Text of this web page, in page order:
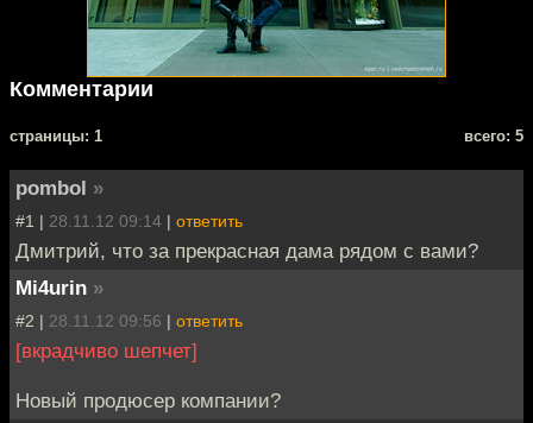
Комментарии
cтраницы: 1 всего: 5
pombol »
#1 | 28.11.12 09:14 | ответить
Дмитрий, что за прекрасная дама рядом с вами?
Mi4urin »
#2 | 28.11.12 09:56 | ответить
[вкрадчиво шепчет]
Новый продюсер компании?